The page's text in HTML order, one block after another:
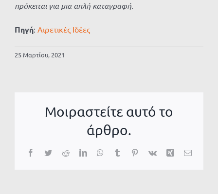
πρόκειται για μια απλή καταγραφή.
Πηγή: Αιρετικές Ιδέες
25 Μαρτίου, 2021
Μοιραστείτε αυτό το
άρθρο.
Facebook
TwitterRedditLinkedInWhatsApp
TumblrPinterest
Vk Xing Email